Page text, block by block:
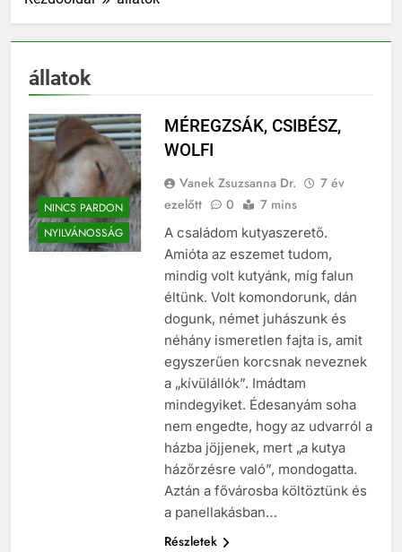
állatok
NINCS PARDON
NYILVÁNOSSÁG
MÉREGZSÁK, CSIBÉSZ,
WOLFI
Vanek Zsuzsanna Dr.
7 év
ezelőtt
0 7 mins
A családom kutyaszerető.
Amióta az eszemet tudom,
mindig volt kutyánk, míg falun
éltünk. Volt komondorunk, dán
dogunk, német juhászunk és
néhány ismeretlen fajta is, amit
egyszerűen korcsnak neveznek
a „kívülállók”. Imádtam
mindegyiket. Édesanyám soha
nem engedte, hogy az udvarról a
házba jöjjenek, mert „a kutya
házőrzésre való”, mondogatta.
Aztán a fővárosba költöztünk és
a panellakásban…
Részletek